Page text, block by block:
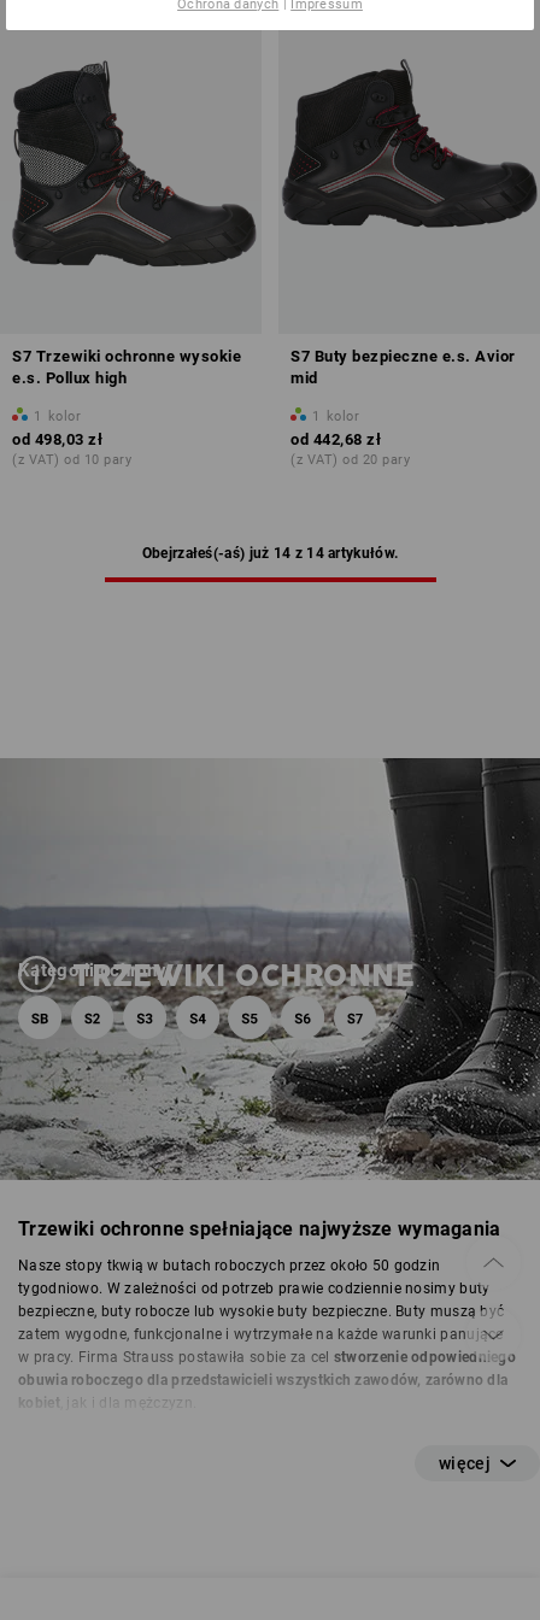
S7 Trzewiki ochronne wysokie
e.s. Pollux high
1 kolor
od 498,03 zł
(z VAT) od 10 pary
S7 Buty bezpieczne e.s. Avior
mid
1 kolor
od 442,68 zł
(z VAT) od 20 pary
Obejrzałeś(-aś) już 14 z 14 artykułów.
TRZEWIKI OCHRONNE
Kategorii ochrony
Trzewiki ochronne spełniające najwyższe wymagania
Nasze stopy tkwią w butach roboczych przez około 50 godzin
tygodniowo. W zależności od potrzeb prawie codziennie nosimy buty
bezpieczne, buty robocze lub wysokie buty bezpieczne. Buty muszą być
zatem wygodne, funkcjonalne i wytrzymałe na każde warunki panujące
w pracy. Firma Strauss postawiła sobie za cel stworzenie odpowiedniego
obuwia roboczego dla przedstawicieli wszystkich zawodów, zarówno dla
kobiet
, jak i dla mężczyzn.
Ochrona danych | Impressum